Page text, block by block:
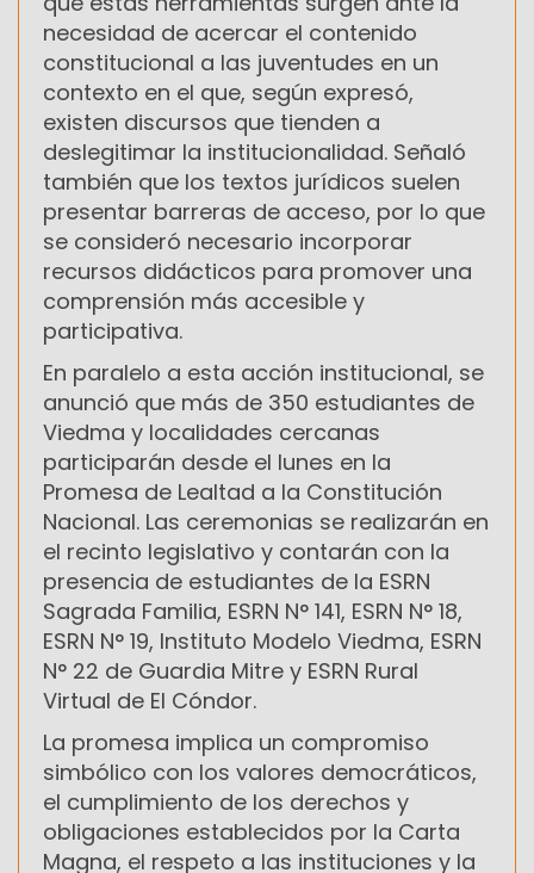
necesidad de acercar el contenido
constitucional a las juventudes en un
contexto en el que, según expresó,
existen discursos que tienden a
deslegitimar la institucionalidad. Señaló
también que los textos jurídicos suelen
presentar barreras de acceso, por lo que
se consideró necesario incorporar
recursos didácticos para promover una
comprensión más accesible y
participativa.
En paralelo a esta acción institucional, se
anunció que más de 350 estudiantes de
Viedma y localidades cercanas
participarán desde el lunes en la
Promesa de Lealtad a la Constitución
Nacional. Las ceremonias se realizarán en
el recinto legislativo y contarán con la
presencia de estudiantes de la ESRN
Sagrada Familia, ESRN N° 141, ESRN N° 18,
ESRN N° 19, Instituto Modelo Viedma, ESRN
N° 22 de Guardia Mitre y ESRN Rural
Virtual de El Cóndor.
La promesa implica un compromiso
simbólico con los valores democráticos,
el cumplimiento de los derechos y
obligaciones establecidos por la Carta
Magna, el respeto a las instituciones y la